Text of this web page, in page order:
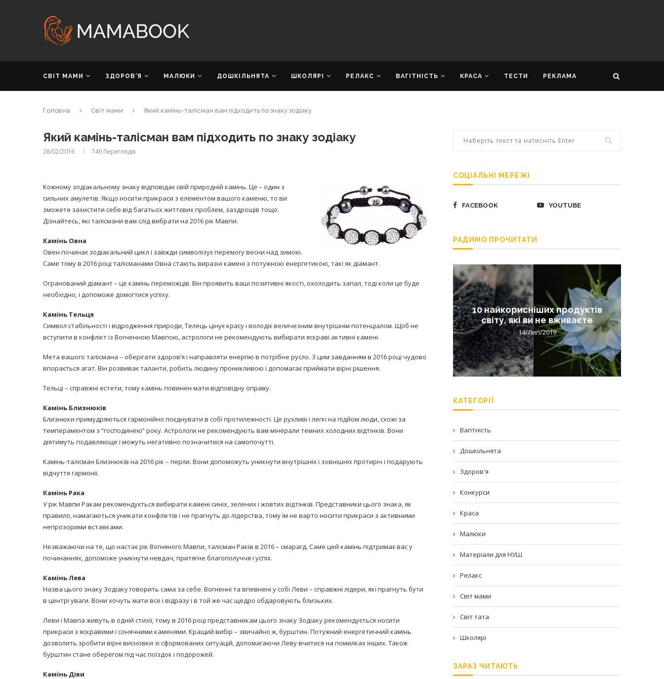
СВІТ МАМИ ЗДОРОВ’Я МАЛЮКИ ДОШКІЛЬНЯТА ШКОЛЯРІ РЕЛАКС ВАГІТНІСТЬ КРАСА ТЕСТИ РЕКЛАМА
Головна Світ мами Який камінь-талісман вам підходить по знаку зодіаку
Який камінь-талісман вам підходить по знаку зодіаку
28/02/2016 749 Переглядів
Кожному зодіакальному знаку відповідає свій природній камінь. Це – один з
сильних амулетів. Якщо носити прикраси з елементом вашого каменю, то ви
зможете захистити себе від багатьох життєвих проблем, заздрощів тощо.
Дізнайтесь, які талісмани вам слід вибрати на 2016 рік Мавпи.
Камінь Овна
Овен починає зодіакальний цикл і завжди символізує перемогу весни над зимою.
Саме тому в 2016 році талісманами Овна стають виразні камені з потужною енергетикою, такі як діамант.
Огранований діамант – це камінь переможців. Він проявить ваші позитивні якості, охолодить запал, тоді коли це буде
необхідно, і допоможе домогтися успіху.
Камінь Тельця
Символ стабільності і відродження природи, Телець цінує красу і володіє величезним внутрішнім потенціалом. Щоб не
вступити в конфлікт із Вогненною Мавпою, астрологи не рекомендують вибирати яскраві активні камені.
Мета вашого талісмана – оберігати здоров’я і направляти енергію в потрібне русло. З цим завданням в 2016 році чудово
впорається агат. Він розвиває таланти, робить людину проникливою і допомагає приймати вірні рішення.
Тельці – справжні естети, тому камінь повинен мати відповідну оправу.
Камінь Близнюків
Близнюки примудряються гармонійно поєднувати в собі протилежності. Це рухливі і легкі на підйом люди, схожі за
темпераментом з “господинею” року. Астрологи не рекомендують вам мінерали темних холодних відтінків. Вони
діятимуть подавляюще і можуть негативно позначитися на самопочутті.
Камінь-талісман Близнюків на 2016 рік – перли. Вони допоможуть уникнути внутрішніх і зовнішніх протиріч і подарують
відчуття гармонії.
Камінь Рака
У рік Мавпи Ракам рекомендується вибирати камені синіх, зелених і жовтих відтінків. Представники цього знака, як
правило, намагаються уникати конфліктів і не прагнуть до лідерства, тому їм не варто носити прикраси з активними
непрозорими вставками.
Незважаючи на те, що настає рік Вогняного Мавпи, талісман Раків в 2016 – смарагд. Саме цей камінь підтримає вас у
починаннях, допоможе уникнути невдач, притягне благополуччя і успіх.
Камінь Лева
Назва цього знаку Зодіаку говорить сама за себе. Вогненні та впевнені у собі Леви – справжні лідери, які прагнуть бути
в центрі уваги. Вони хочуть мати все і відразу і в той же час щедро обдаровують близьких.
Леви і Мавпа живуть в одній стихії, тому в 2016 році представникам цього знаку Зодіаку рекомендується носити
прикраси з яскравими і сонячними каменями. Кращий вибір – звичайно ж, бурштин. Потужний енергетичний камінь
дозволить зробити вірні висновки зі сформованих ситуацій, допомагаючи Леву вчитися на помилках інших. Також
бурштин стане оберегом під час поїздок і подорожей.
Камінь Діви
СОЦІАЛЬНІ МЕРЕЖІ
FACEBOOK YOUTUBE
РАДИМО ПРОЧИТАТИ
никакого кипятка
30/Січ/2021
14/Бер/2020
Моро, который без...
08/Січ/2021
10 найкорисніших продуктів
світу, які ви не вживаєте
14/Лип/2019
КАТЕГОРІЇ
Вагітність
Дошкільнята
Здоров'я
Конкурси
Краса
Малюки
Матеріали для НУШ
Релакс
Світ мами
Світ тата
Школярі
ЗАРАЗ ЧИТАЮТЬ